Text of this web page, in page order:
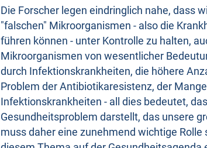
Die Forscher legen eindringlich nahe, dass
"falschen" Mikroorganismen - also die
führen können - unter Kontrolle zu halten,
Mikroorganismen von wesentlicher
durch Infektionskrankheiten, die höhere
Problem der Antibiotikaresistenz, der
Infektionskrankheiten - all dies bedeutet,
Gesundheitsproblem darstellt, das unsere
muss daher eine zunehmend wichtige